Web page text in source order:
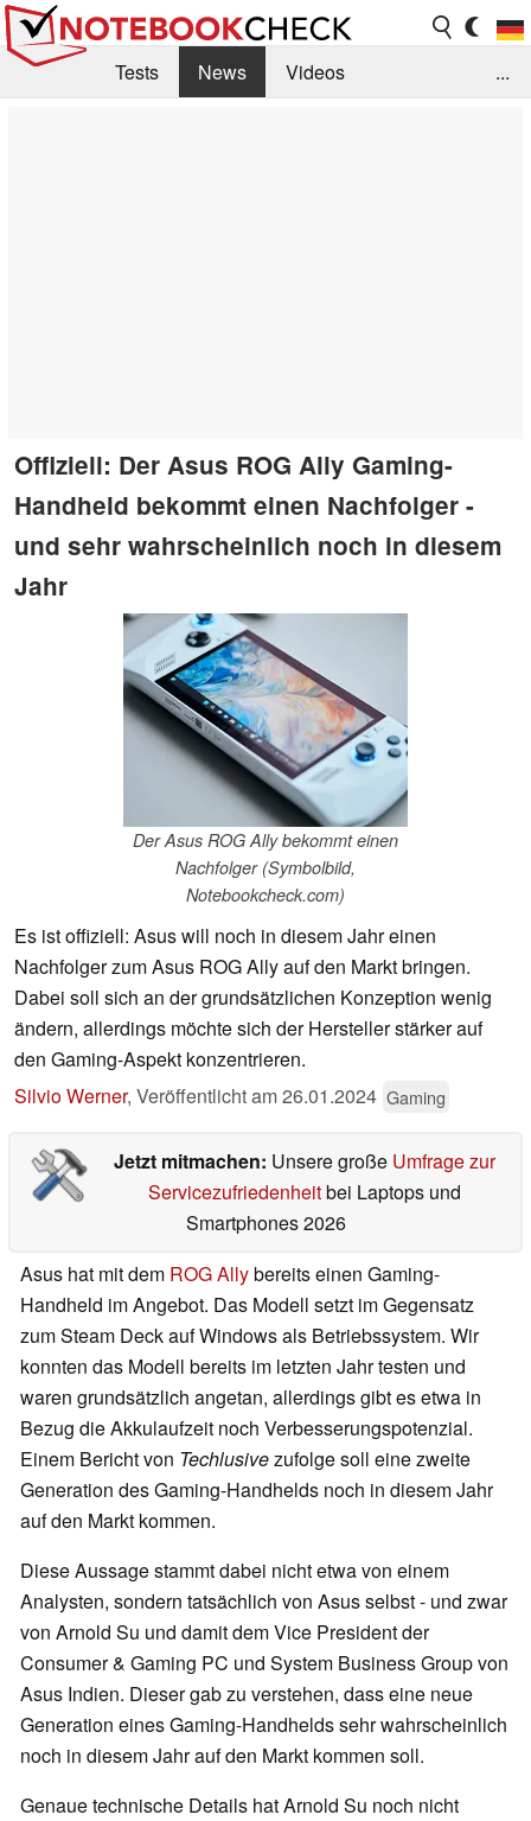
Tests News
Videos
...
Offiziell: Der Asus ROG Ally Gaming-
Handheld bekommt einen Nachfolger -
und sehr wahrscheinlich noch in diesem
Jahr
Der Asus ROG Ally bekommt einen
Nachfolger (Symbolbild,
Notebookcheck.com)
Es ist offiziell: Asus will noch in diesem Jahr einen
Nachfolger zum Asus ROG Ally auf den Markt bringen.
Dabei soll sich an der grundsätzlichen Konzeption wenig
ändern, allerdings möchte sich der Hersteller stärker auf
den Gaming-Aspekt konzentrieren.
Silvio Werner, Veröffentlicht am26.01.2024 Gaming
Jetzt mitmachen: Unsere große Umfrage zur
Servicezufriedenheitbei Laptops und
Smartphones 2026
Asus hat mit dem ROG Allybereits einen Gaming-
Handheld im Angebot. Das Modell setzt im Gegensatz
zum Steam Deck auf Windows als Betriebssystem. Wir
konnten das Modell bereits im letzten Jahr testen und
waren grundsätzlich angetan, allerdings gibt es etwa in
Bezug die Akkulaufzeit noch Verbesserungspotenzial.
Einem Bericht von Techlusivezufolge soll eine zweite
Generation des Gaming-Handhelds noch in diesem Jahr
auf den Markt kommen.
Diese Aussage stammt dabei nicht etwa von einem
Analysten, sondern tatsächlich von Asus selbst - und zwar
von Arnold Su und damit dem Vice President der
Consumer & Gaming PC und System Business Group von
Asus Indien. Dieser gab zu verstehen, dass eine neue
Generation eines Gaming-Handhelds sehr wahrscheinlich
noch in diesem Jahr auf den Markt kommen soll.
Genaue technische Details hat Arnold Su noch nicht